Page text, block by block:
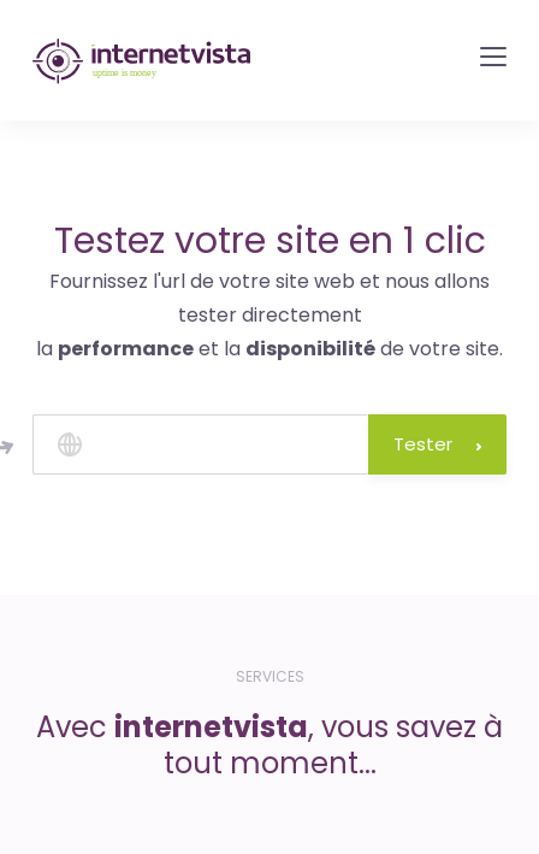
internetvista
monitoring
site
web
et
de
services
internet-
Uptime
is
Testez votre site en 1 clic
Fournissez l'url de votre site web et nous allons
tester directement
la performanceet la disponibilitéde votre site.
Tester
SERVICES
Avec internetvista, vous savez à
tout moment...